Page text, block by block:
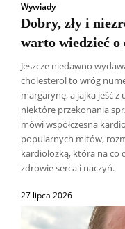
Wywiady
Dobry, zły i
warto wiedzieć o
Jeszcze niedawno
cholesterol to wróg
margarynę, a jajka jeść z
niektóre przekonania
mówi współczesna
popularnych mitów,
kardiolożką, która na co
zdrowie serca i naczyń.
27 lipca 2026